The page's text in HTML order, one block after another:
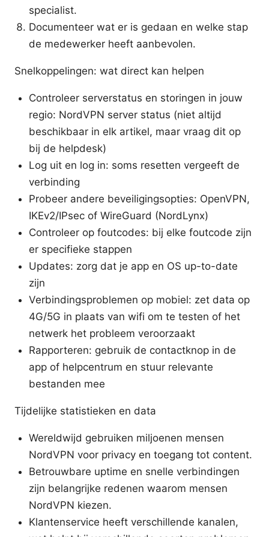
specialist.
Documenteer wat er is gedaan en welke stap
de medewerker heeft aanbevolen.
Snelkoppelingen: wat direct kan helpen
Controleer serverstatus en storingen in jouw
regio: NordVPN server status (niet altijd
beschikbaar in elk artikel, maar vraag dit op
bij de helpdesk)
Log uit en log in: soms resetten vergeeft de
verbinding
Probeer andere beveiligingsopties: OpenVPN,
IKEv2/IPsec of WireGuard (NordLynx)
Controleer op foutcodes: bij elke foutcode zijn
er specifieke stappen
Updates: zorg dat je app en OS up-to-date
zijn
Verbindingsproblemen op mobiel: zet data op
4G/5G in plaats van wifi om te testen of het
netwerk het probleem veroorzaakt
Rapporteren: gebruik de contactknop in de
app of helpcentrum en stuur relevante
bestanden mee
Tijdelijke statistieken en data
Wereldwijd gebruiken miljoenen mensen
NordVPN voor privacy en toegang tot content.
Betrouwbare uptime en snelle verbindingen
zijn belangrijke redenen waarom mensen
NordVPN kiezen.
Klantenservice heeft verschillende kanalen,